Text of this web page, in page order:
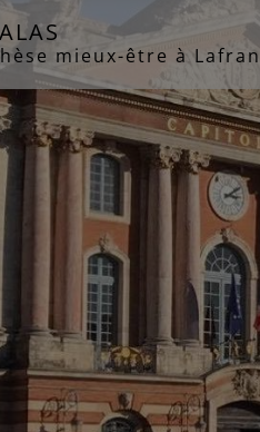
mieux-être à